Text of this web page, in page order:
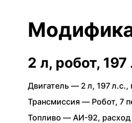
2 л, робот,
Двигатель — 2 л, 197 л.с.,
Трансмиссия — Робот, 7
Топливо — АИ-92, расход